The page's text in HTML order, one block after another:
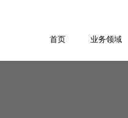
首页 业务领域